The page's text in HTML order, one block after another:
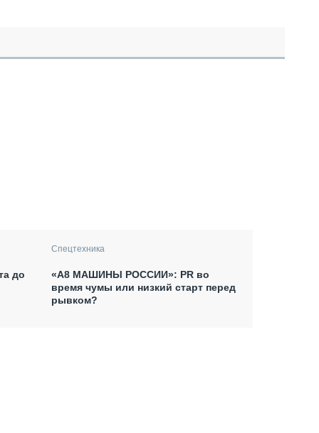
до
Спецтехника
«А8 МАШИНЫ РОССИИ»: PR во
время чумы или низкий старт перед
рывком?